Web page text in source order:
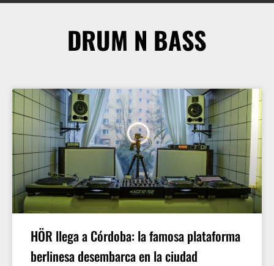
DRUM N BASS
HÖR llega a Córdoba: la famosa plataforma
berlinesa desembarca en la ciudad